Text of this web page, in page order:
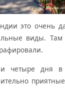
это очень
виды.
четыре дня в